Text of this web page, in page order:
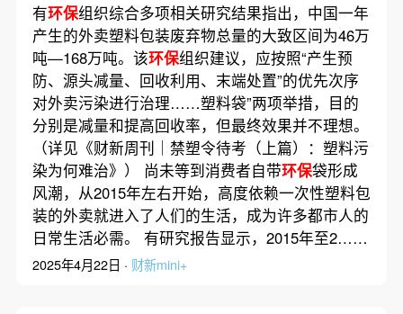
有环保组织综合多项相关研究结果指出，中国一年
产生的外卖塑料包装废弃物总量的大致区间为46万
吨—168万吨。该环保组织建议，应按照“产生预
防、源头减量、回收利用、末端处置”的优先次序
对外卖污染进行治理……塑料袋”两项举措，目的
分别是减量和提高回收率，但最终效果并不理想。
（详见《财新周刊｜禁塑令待考（上篇）：塑料污
染为何难治》） 尚未等到消费者自带环保袋形成
风潮，从2015年左右开始，高度依赖一次性塑料包
装的外卖就进入了人们的生活，成为许多都市人的
日常生活必需。 有研究报告显示，2015年至2……
2025年4月22日 · 财新mini+